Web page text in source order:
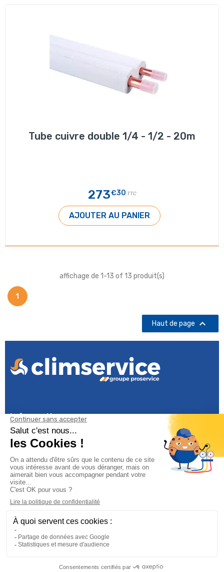
Tube cuivre double 1/4 - 1/2 - 20m
273€30 TTC
AJOUTER AU PANIER
affichage de 1-13 of 13 produit(s)
1
Haut de page 
Informations
Climservice 
Informations 
Votre compte
Inscrivez-vous à notre newsletter